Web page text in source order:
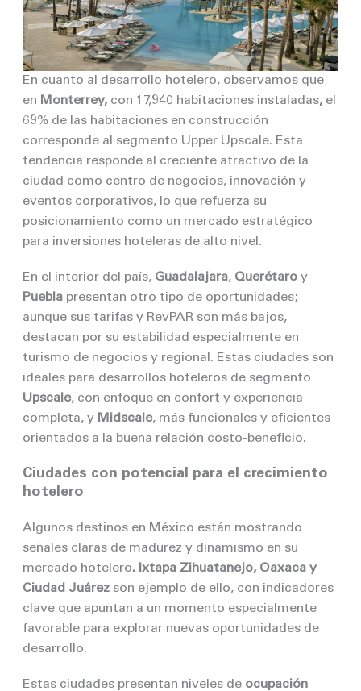
En cuanto al desarrollo hotelero, observamos que
en Monterrey, con 17,940 habitaciones instaladas, el
69% de las habitaciones en construcción
corresponde al segmento Upper Upscale. Esta
tendencia responde al creciente atractivo de la
ciudad como centro de negocios, innovación y
eventos corporativos, lo que refuerza su
posicionamiento como un mercado estratégico
para inversiones hoteleras de alto nivel.
En el interior del país, Guadalajara, Querétaroy
Pueblapresentan otro tipo de oportunidades;
aunque sus tarifas y RevPAR son más bajos,
destacan por su estabilidad especialmente en
turismo de negocios y regional. Estas ciudades son
ideales para desarrollos hoteleros de segmento
Upscale, con enfoque en confort y experiencia
completa, y Midscale, más funcionales y eficientes
orientados a la buena relación costo-beneficio.
Ciudades con potencial para el crecimiento
hotelero
Algunos destinos en México están mostrando
señales claras de madurez y dinamismo en su
mercado hotelero. Ixtapa Zihuatanejo, Oaxaca y
Ciudad Juárezson ejemplo de ello, con indicadores
clave que apuntan a un momento especialmente
favorable para explorar nuevas oportunidades de
desarrollo.
Estas ciudades presentan niveles de ocupación